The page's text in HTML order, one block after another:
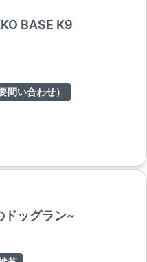
BASE K9
問い合わせ）
ッグラン~